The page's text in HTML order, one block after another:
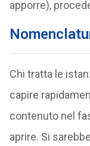
apporre),
Chi tratta le
capire
contenuto nel
aprire. Si